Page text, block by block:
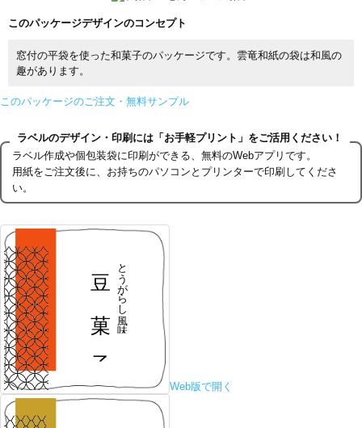
このパッケージデザインのコンセプト
窓付の平袋を使った和菓子のパッケージです。雲竜和紙の袋は和風の
趣があります。
このパッケージのご注文・無料サンプル
ラベルのデザイン・印刷には「お手軽プリント」をご活用ください！
ラベル作成や個包装袋に印刷ができる、無料のWebアプリです。
用紙をご注文後に、お持ちのパソコンとプリンターで印刷してくださ
い。
Web版で開く